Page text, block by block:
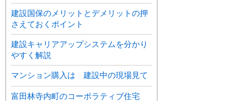
建設国保のメリットとデメリットの押
さえておくポイント
建設キャリアアップシステムを分かり
やすく解説
マンション購入は 建設中の現場見て
富田林寺内町のコーポラティブ住宅